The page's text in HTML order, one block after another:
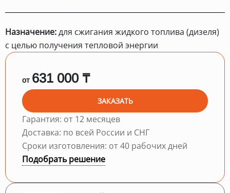
Назначение:для сжигания жидкого топлива (дизеля)
с целью получения тепловой энергии
от 631 000 ₸
ЗАКАЗАТЬ
Гарантия: от 12 месяцев
Доставка: по всей России и СНГ
Сроки изготовления: от 40 рабочих дней
Подобрать решение